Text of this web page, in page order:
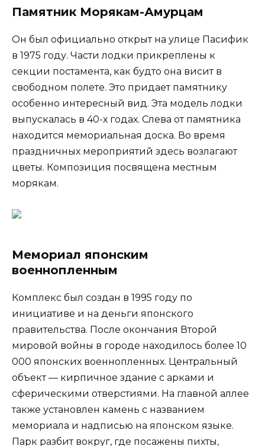
Памятник Морякам-Амурцам
Он был официально открыт на улице Пасифик
в 1975 году. Части лодки прикреплены к
секции постамента, как будто она висит в
свободном полете. Это придает памятнику
особенно интересный вид. Эта модель лодки
выпускалась в 40-х годах. Слева от памятника
находится мемориальная доска. Во время
праздничных мероприятий здесь возлагают
цветы. Композиция посвящена местным
морякам.
Мемориал японским
военнопленным
Комплекс был создан в 1995 году по
инициативе и на деньги японского
правительства. После окончания Второй
мировой войны в городе находилось более 10
000 японских военнопленных. Центральный
объект — кирпичное здание с арками и
сферическими отверстиями. На главной аллее
также установлен камень с названием
мемориала и надписью на японском языке.
Парк разбит вокруг, где посажены пихты,